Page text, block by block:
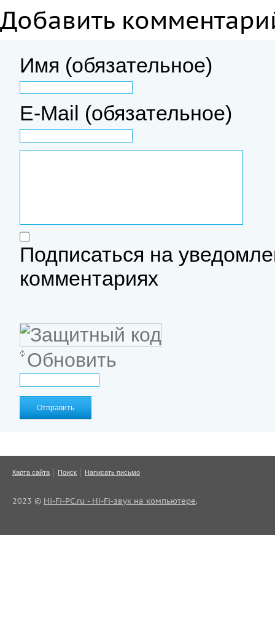
Добавить
Имя (обязательное)
E-Mail (обязательное)
Подписаться на
комментариях
Обновить
Отправить
Карта сайта Поиск Написать письмо
2023 © Hi-Fi-PC.ru - Hi-Fi-звук на компьютере.